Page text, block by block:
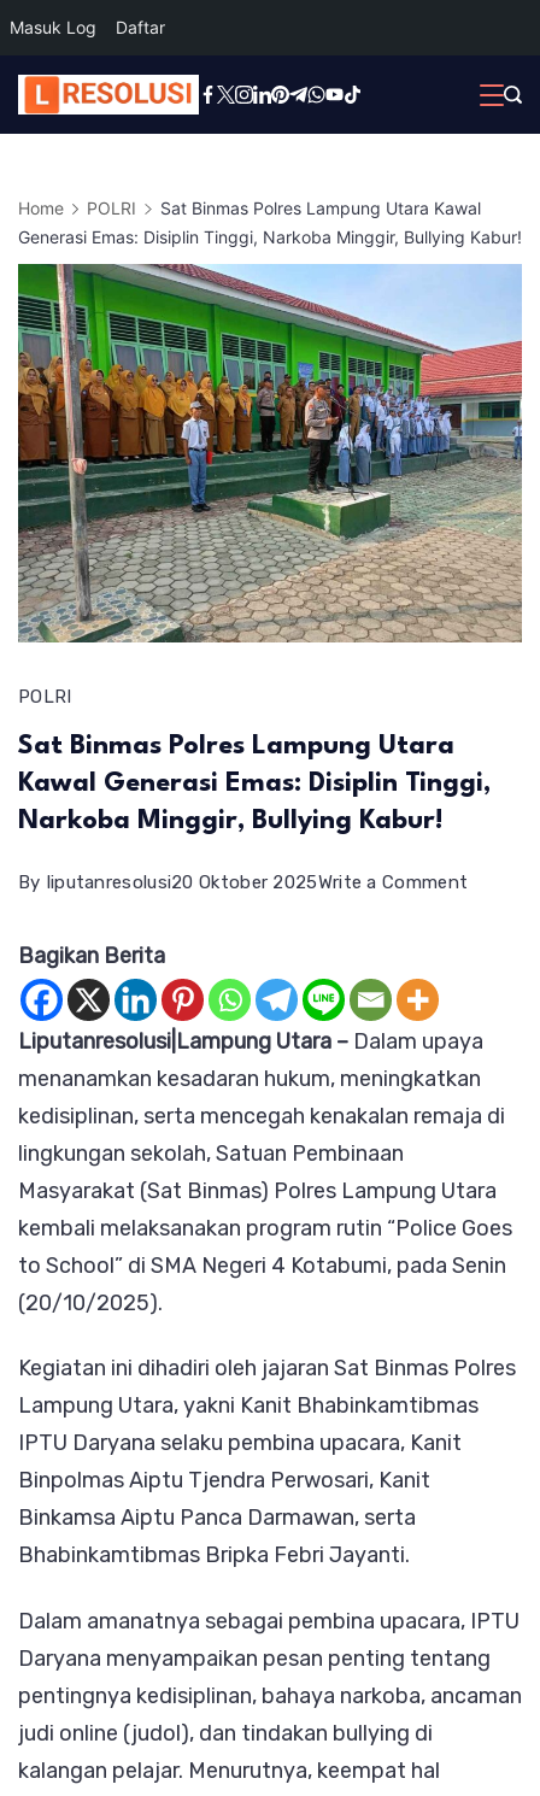
Masuk Log Daftar
Skip
to
Home POLRI
Sat Binmas Polres Lampung Utara Kawal
Generasi Emas: Disiplin Tinggi, Narkoba Minggir, Bullying Kabur!
POLRI
Sat Binmas Polres Lampung Utara
Kawal Generasi Emas: Disiplin Tinggi,
Narkoba Minggir, Bullying Kabur!
By liputanresolusi20 Oktober 2025Write a Comment
Kawal
Disiplin
Tinggi,
Bullying
Kabur!
Bagikan Berita
Liputanresolusi|Lampung Utara – Dalam upaya
menanamkan kesadaran hukum, meningkatkan
kedisiplinan, serta mencegah kenakalan remaja di
lingkungan sekolah, Satuan Pembinaan
Masyarakat (Sat Binmas) Polres Lampung Utara
kembali melaksanakan program rutin “Police Goes
to School” di SMA Negeri 4 Kotabumi, pada Senin
(20/10/2025).
Kegiatan ini dihadiri oleh jajaran Sat Binmas Polres
Lampung Utara, yakni Kanit Bhabinkamtibmas
IPTU Daryana selaku pembina upacara, Kanit
Binpolmas Aiptu Tjendra Perwosari, Kanit
Binkamsa Aiptu Panca Darmawan, serta
Bhabinkamtibmas Bripka Febri Jayanti.
Dalam amanatnya sebagai pembina upacara, IPTU
Daryana menyampaikan pesan penting tentang
pentingnya kedisiplinan, bahaya narkoba, ancaman
judi online (judol), dan tindakan bullying di
kalangan pelajar. Menurutnya, keempat hal